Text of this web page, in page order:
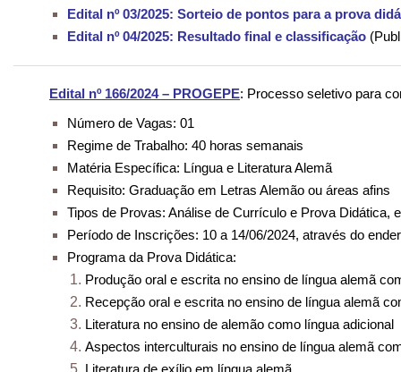
Edital nº 03/2025: Sorteio de pontos para a prova
Edital nº 04/2025: Resultado final e classificação
Edital nº 166/2024 – PROGEPE: Processo seletivo para
Número de Vagas: 01
Regime de Trabalho: 40 horas semanais
Matéria Específica: Língua e Literatura Alemã
Requisito: Graduação em Letras Alemão ou áreas afins
Tipos de Provas: Análise de Currículo e Prova
Período de Inscrições: 10 a 14/06/2024, através do
Programa da Prova Didática:
Produção oral e escrita no ensino de língua alemã
Recepção oral e escrita no ensino de língua alemã
Literatura no ensino de alemão como língua adicional
Aspectos interculturais no ensino de língua alemã
Literatura de exílio em língua alemã